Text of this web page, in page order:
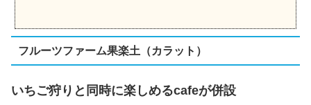
フルーツファーム果楽土（カラット）
いちご狩りと同時に楽しめるcafeが併設